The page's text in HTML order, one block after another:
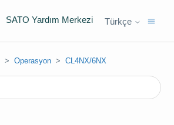
SATO Yardım Merkezi Türkçe
Operasyon CL4NX/6NX